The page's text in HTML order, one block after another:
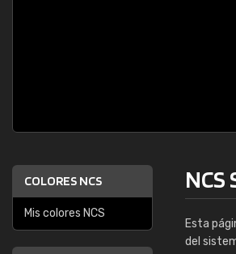
COLORES NCS
Mis colores NCS
NCS
Esta
del